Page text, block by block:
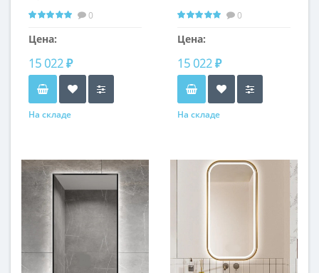
вертикальная установка
0
Цена:
15 022 ₽
На складе
0
Цена:
15 022 ₽
На складе